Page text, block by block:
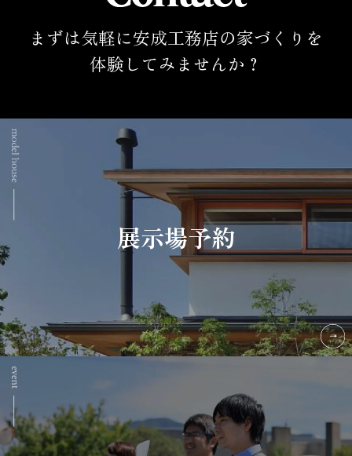
まずは気軽に安成工務店の家づくりを
体験してみませんか？
展示場予約